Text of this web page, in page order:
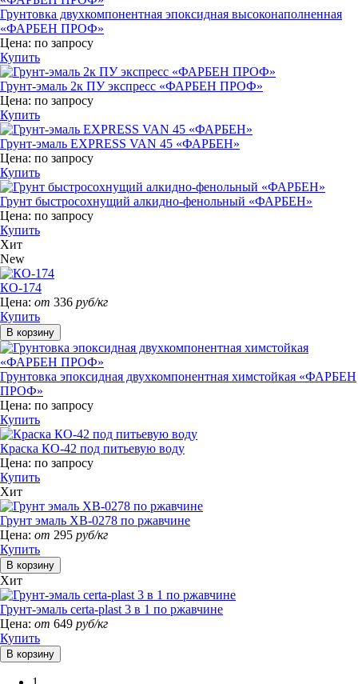
Грунтовка двухкомпонентная эпоксидная высоконаполненная
«ФАРБЕН ПРОФ»
Цена: по запросу
Купить
Грунт-эмаль 2к ПУ экспресс «ФАРБЕН ПРОФ»
Цена: по запросу
Купить
Грунт-эмаль EXPRESS VAN 45 «ФАРБЕН»
Цена: по запросу
Купить
Грунт быстросохнущий алкидно-фенольный «ФАРБЕН»
Цена: по запросу
Купить
Хит
New
КО-174
Цена: от 336 руб/кг
Купить
Грунтовка эпоксидная двухкомпонентная химстойкая «ФАРБЕН
ПРОФ»
Цена: по запросу
Купить
Краска КО-42 под питьевую воду
Цена: по запросу
Купить
Хит
Грунт эмаль ХВ-0278 по ржавчине
Цена: от 295 руб/кг
Купить
Хит
Грунт-эмаль certa-plast 3 в 1 по ржавчине
Цена: от 649 руб/кг
Купить